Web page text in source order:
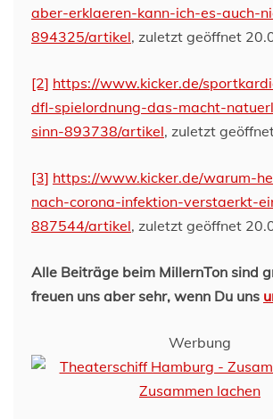
aber-erklaeren-kann-ich-es-auch-
894325/artikel, zuletzt geöffnet
[2] https://www.kicker.de/
dfl-spielordnung-das-macht-
sinn-893738/artikel, zuletzt
[3] https://www.kicker.de/warum-
nach-corona-infektion-verstaerkt-
887544/artikel, zuletzt geöffnet
Alle Beiträge beim MillernTon sind
freuen uns aber sehr, wenn Du uns
Werbung